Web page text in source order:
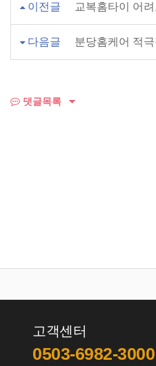
이전글 교복홈타이 어
다음글 분당홈케어 적
댓글목록
고객센터
0503-6982-3000